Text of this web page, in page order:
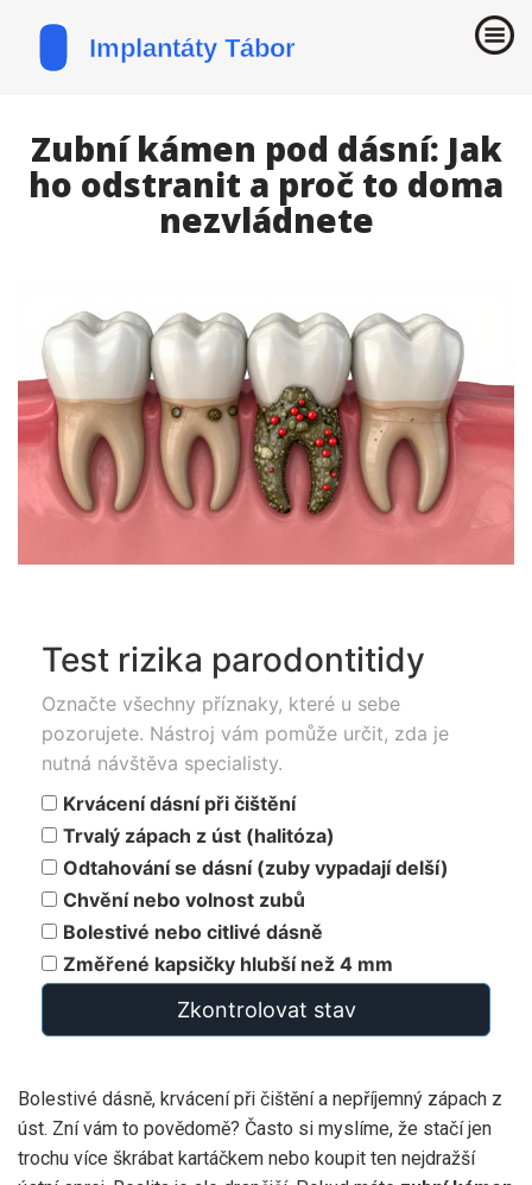
Zubní kámen pod dásní: Jak
ho odstranit a proč to doma
nezvládnete
Test rizika parodontitidy
Označte všechny příznaky, které u sebe
pozorujete. Nástroj vám pomůže určit, zda je
nutná návštěva specialisty.
Krvácení dásní při čištění
Trvalý zápach z úst (halitóza)
Odtahování se dásní (zuby vypadají delší)
Chvění nebo volnost zubů
Bolestivé nebo citlivé dásně
Změřené kapsičky hlubší než 4 mm
Zkontrolovat stav
Bolestivé dásně, krvácení při čištění a nepříjemný zápach z
úst. Zní vám to povědomě? Často si myslíme, že stačí jen
trochu více škrábat kartáčkem nebo koupit ten nejdražší